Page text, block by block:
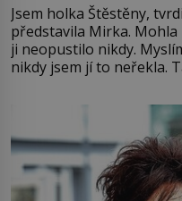
Jsem holka Štěstěny,
představila Mirka.
ji neopustilo nikdy.
nikdy jsem jí to neřekla.
Jsme spolu moc rádi